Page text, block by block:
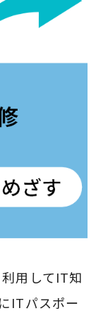
用してIT知
ITパスポー